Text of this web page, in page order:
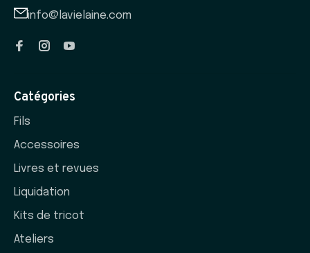
info@lavielaine.com
Catégories
Fils
Accessoires
Livres et revues
Liquidation
Kits de tricot
Ateliers